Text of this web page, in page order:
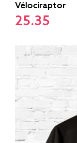
Vélociraptor
25.35